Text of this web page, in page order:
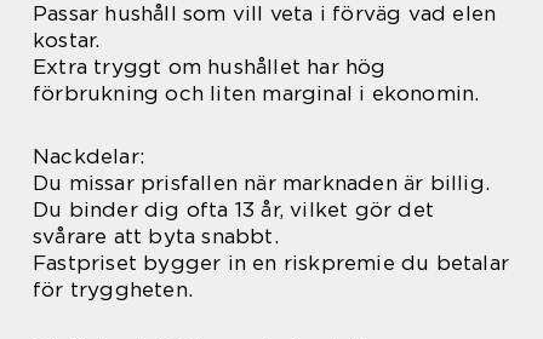
Passar hushåll som vill veta i förväg vad elen
kostar.
Extra tryggt om hushållet har hög
förbrukning och liten marginal i ekonomin.
Nackdelar:
Du missar prisfallen när marknaden är billig.
Du binder dig ofta 13 år, vilket gör det
svårare att byta snabbt.
Fastpriset bygger in en riskpremie du betalar
för tryggheten.